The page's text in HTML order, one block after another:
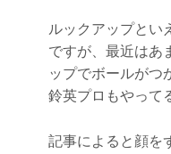
ルックアップとい
ですが、最近はあ
ップでボールがつ
鈴英プロもやって
記事によると顔を